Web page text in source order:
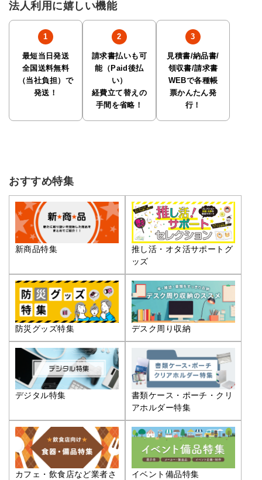
法人利用に嬉しい機能
最短当日発送
全国送料無料
（当社負担）で
発送！
請求書払いも可
能（Paid後払
い）
経費立て替えの
手間を省略！
見積書/納品書/
領収書/請求書
WEBで各種帳
票かんたん発
行！
おすすめ特集
新商品特集
推し活・オタ活サポートグ
ッズ
防災グッズ特集 デスク周り収納
デジタル特集
書類ケース・ポーチ・クリ
アホルダー特集
カフェ・飲食店など業者さ
イベント備品特集